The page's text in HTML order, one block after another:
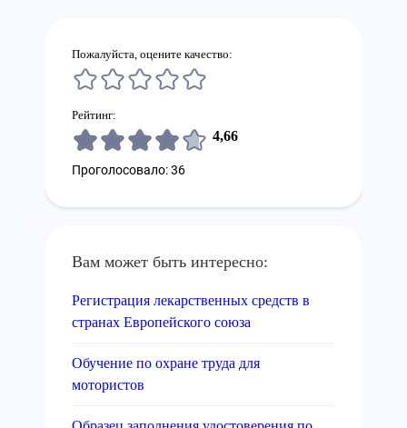
Пожалуйста, оцените качество:
Рейтинг:
4,66
Проголосовало: 36
Вам может быть интересно:
Регистрация лекарственных средств в
странах Европейского союза
Обучение по охране труда для
мотористов